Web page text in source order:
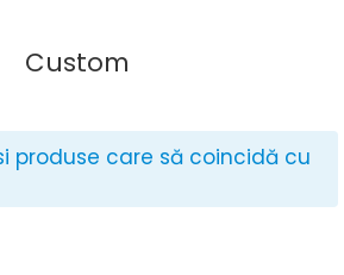
Custom
produse care să coincidă cu